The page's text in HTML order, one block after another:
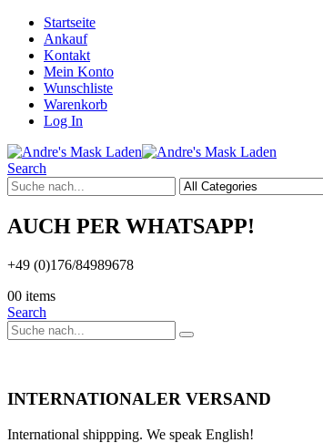
Startseite
Ankauf
Kontakt
Mein Konto
Wunschliste
Warenkorb
Log In
Search
AUCH PER WHATSAPP!
+49 (0)176/84989678
00 items
Search
INTERNATIONALER VERSAND
International shippping. We speak English!